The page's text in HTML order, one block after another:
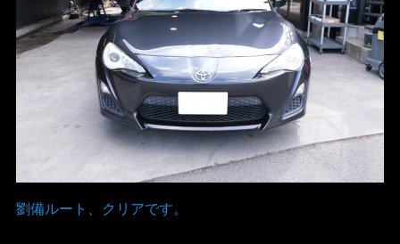
劉備ルート、クリアです。